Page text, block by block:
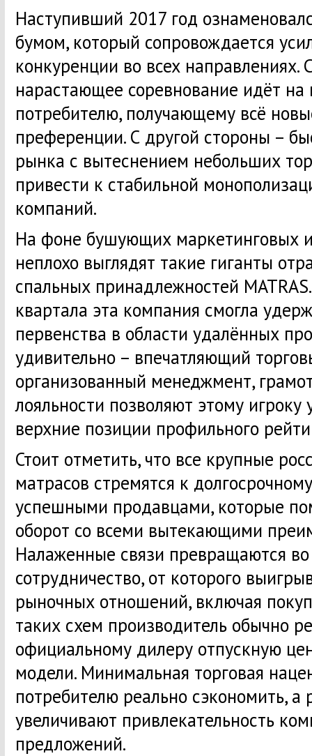
Наступивший 2017 год
бумом, который сопровождается
конкуренции во всех направлениях.
нарастающее соревнование идёт на
потребителю, получающему всё
преференции. С другой стороны –
рынка с вытеснением небольших
привести к стабильной
компаний.
На фоне бушующих маркетинговых
неплохо выглядят такие гиганты
спальных принадлежностей
квартала эта компания смогла
первенства в области удалённых
удивительно – впечатляющий
организованный менеджмент,
лояльности позволяют этому игроку
верхние позиции профильного
Стоит отметить, что все крупные
матрасов стремятся к
успешными продавцами, которые
оборот со всеми вытекающими
Налаженные связи превращаются
сотрудничество, от которого
рыночных отношений, включая
таких схем производитель обычно
официальному дилеру отпускную
модели. Минимальная торговая
потребителю реально сэкономить,
увеличивают привлекательность
предложений.